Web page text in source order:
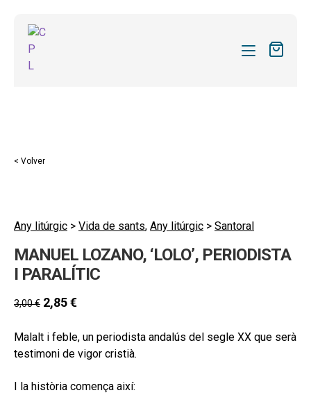
REVISTAS
hijo
el
BLOG
CONTACTO
BUSCAR
< Volver
Any litúrgic > Vida de sants, Any litúrgic > Santoral
MANUEL LOZANO, ‘LOLO’, PERIODISTA
I PARALÍTIC
3,00€ 2,85€
Malalt i feble, un periodista andalús del segle XX que serà
testimoni de vigor cristià.
I la història comença així: